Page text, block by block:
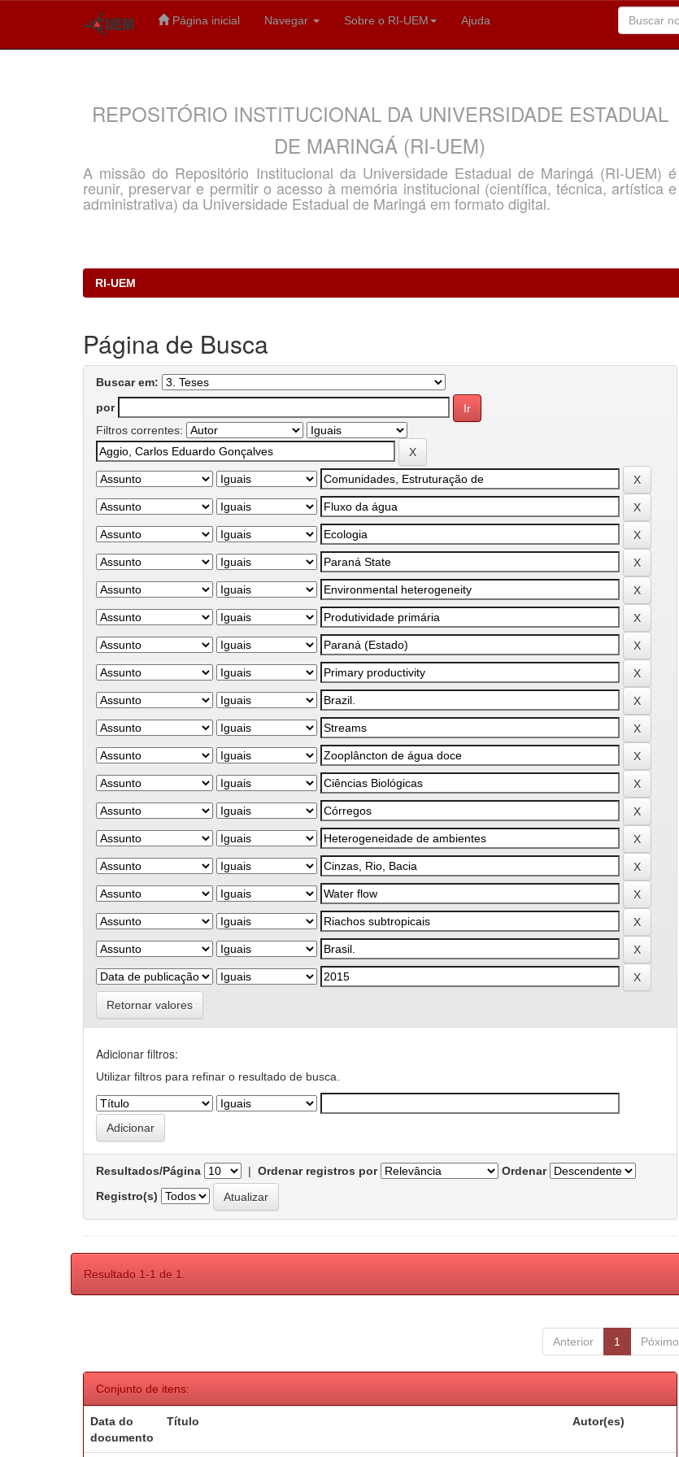
Página inicial Navegar Sobre o RI-UEM Ajuda
REPOSITÓRIO INSTITUCIONAL DA UNIVERSIDADE ESTADUAL
DE MARINGÁ (RI-UEM)
A missão do Repositório Institucional da Universidade Estadual de Maringá (RI-UEM) é
reunir, preservar e permitir o acesso à memória institucional (científica, técnica, artística e
administrativa) da Universidade Estadual de Maringá em formato digital.
RI-UEM
Página de Busca
Buscar em:
por
Filtros correntes:
Retornar valores
Adicionar filtros:
Utilizar filtros para refinar o resultado de busca.
Resultados/Página | Ordenar registros por
Ordenar
Registro(s)
Resultado 1-1 de 1.
Anterior 1 Póximo
Conjunto de itens:
Data do
documento
Título Autor(es)